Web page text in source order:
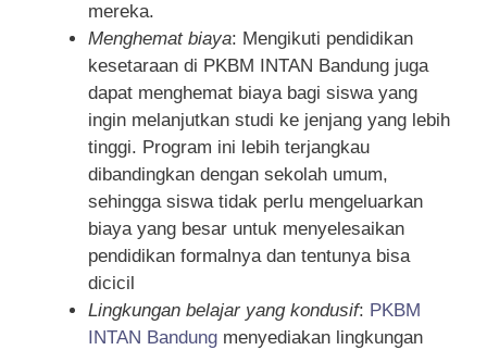
mereka.
Menghemat biaya: Mengikuti pendidikan
kesetaraan di PKBM INTAN Bandung juga
dapat menghemat biaya bagi siswa yang
ingin melanjutkan studi ke jenjang yang lebih
tinggi. Program ini lebih terjangkau
dibandingkan dengan sekolah umum,
sehingga siswa tidak perlu mengeluarkan
biaya yang besar untuk menyelesaikan
pendidikan formalnya dan tentunya bisa
dicicil
Lingkungan belajar yang kondusif: PKBM
INTAN Bandung menyediakan lingkungan